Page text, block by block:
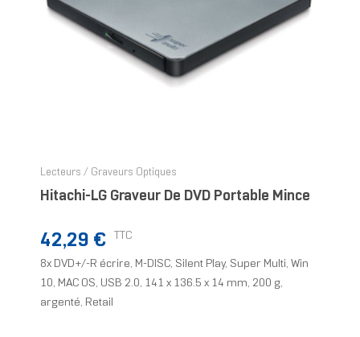
Lecteurs / Graveurs Optiques
Hitachi-LG Graveur De DVD Portable Mince
Prix
42,29 € TTC
8x DVD+/-R écrire, M-DISC, Silent Play, Super Multi, Win
10, MAC OS, USB 2.0, 141 x 136.5 x 14 mm, 200 g,
argenté, Retail